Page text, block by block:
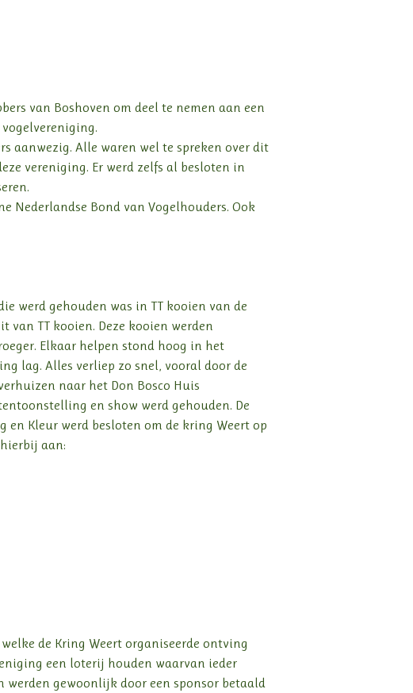
van Boshoven om deel te nemen aan een
aanwezig. Alle waren wel te spreken over dit
vereniging. Er werd zelfs al besloten in
Nederlandse Bond van Vogelhouders. Ook
werd gehouden was in TT kooien van de
TT kooien. Deze kooien werden
Elkaar helpen stond hoog in het
lag. Alles verliep zo snel, vooral door de
naar het Don Bosco Huis
en show werd gehouden. De
Kleur werd besloten om de kring Weert op
aan:
de Kring Weert organiseerde ontving
een loterij houden waarvan ieder
werden gewoonlijk door een sponsor betaald